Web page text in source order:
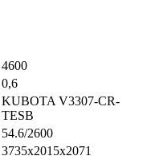
4600
0,6
KUBOTA V3307-CR-
TESB
54.6/2600
3735x2015x2071